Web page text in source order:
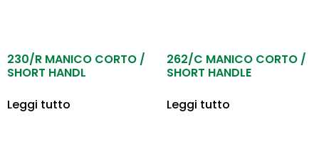
230/R MANICO CORTO /
SHORT HANDL
Leggi tutto
262/C MANICO CORTO /
SHORT HANDLE
Leggi tutto